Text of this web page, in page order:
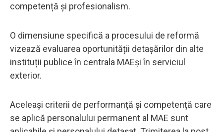
competență și profesionalism.
O dimensiune specifică a procesului de reformă
vizează evaluarea oportunității detașărilor din alte
instituții publice în centrala MAEși în serviciul
exterior.
Aceleași criterii de performanță și competență care
se aplică personalului permanent al MAE sunt